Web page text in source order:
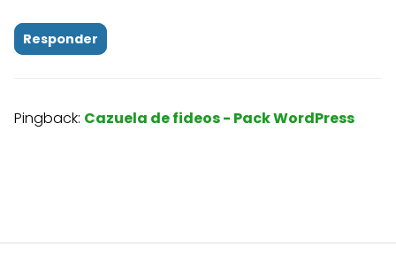
Responder
Pingback: Cazuela de fideos - Pack WordPress